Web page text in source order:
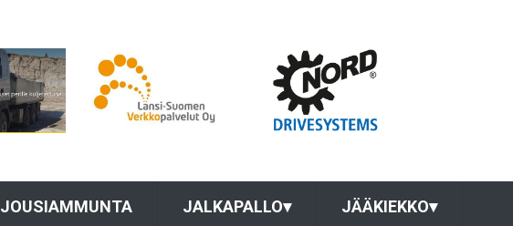
JOUSIAMMUNTA JALKAPALLO▾ JÄÄKIEKKO▾